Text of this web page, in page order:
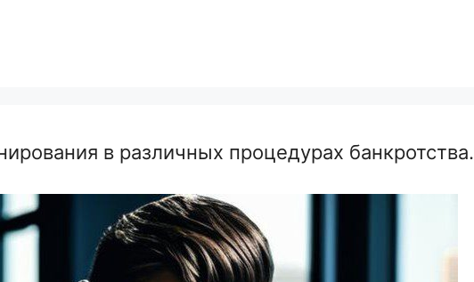
в различных процедурах банкротства.